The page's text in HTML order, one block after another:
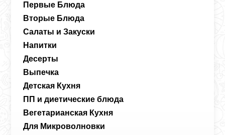
Первые Блюда
Вторые Блюда
Салаты и Закуски
Напитки
Десерты
Выпечка
Детская Кухня
ПП и диетические блюда
Вегетарианская Кухня
Для Микроволновки